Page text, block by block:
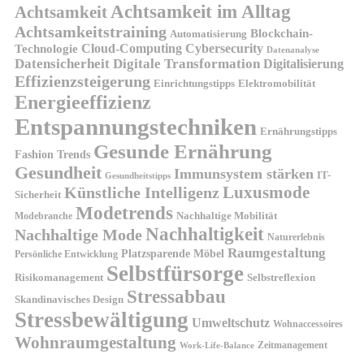
AchtsamkeitAchtsamkeit im Alltag
Achtsamkeitstraining Automatisierung Blockchain-
Technologie Cloud-Computing Cybersecurity Datenanalyse
Datensicherheit Digitale Transformation Digitalisierung
Effizienzsteigerung Einrichtungstipps Elektromobilität
Energieeffizienz
Entspannungstechniken Ernährungstipps
Fashion Trends Gesunde Ernährung
Gesundheit Gesundheitstipps Immunsystem stärken IT-
Sicherheit Künstliche IntelligenzLuxusmode
Modebranche Modetrends Nachhaltige Mobilität
Nachhaltige ModeNachhaltigkeit Naturerlebnis
Persönliche Entwicklung Platzsparende Möbel Raumgestaltung
Risikomanagement Selbstfürsorge Selbstreflexion
Skandinavisches Design Stressabbau
Stressbewältigung Umweltschutz Wohnaccessoires
Wohnraumgestaltung Work-Life-Balance Zeitmanagement